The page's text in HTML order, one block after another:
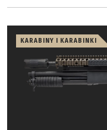
KARABINY I KARABINKI